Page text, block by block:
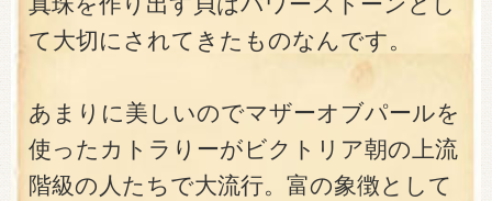
て大切にされてきたものなんです。
あまりに美しいのでマザーオブパールを
使ったカトラりーがビクトリア朝の上流
階級の人たちで大流行。富の象徴として